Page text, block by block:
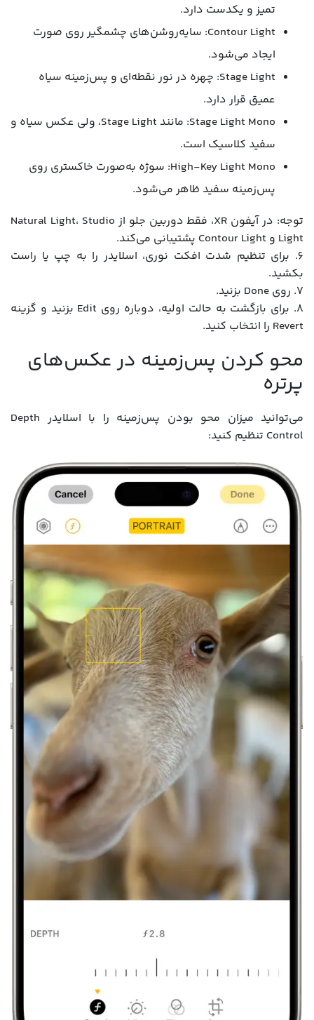
تمیز و یکدست دارد.
Contour Light: سایه‌روشن‌های چشمگیر روی صورت
ایجاد می‌شود.
Stage Light: چهره در نور نقطه‌ای و پس‌زمینه سیاه
عمیق قرار دارد.
Stage Light Mono: مانند Stage Light، ولی عکس سیاه و
سفید کلاسیک است.
High-Key Light Mono: سوژه به‌صورت خاکستری روی
پس‌زمینه سفید ظاهر می‌شود.
توجه: در آیفون XR، فقط دوربین جلو از Natural Light، Studio
Light و Contour Light پشتیبانی می‌کند.
6. برای تنظیم شدت افکت نوری، اسلایدر را به چپ یا راست
بکشید.
7. روی Done بزنید.
8. برای بازگشت به حالت اولیه، دوباره روی Edit بزنید و گزینه
Revert را انتخاب کنید.
محو کردن پس‌زمینه در عکس‌های
پرتره
می‌توانید میزان محو بودن پس‌زمینه را با اسلایدر Depth
Control تنظیم کنید: